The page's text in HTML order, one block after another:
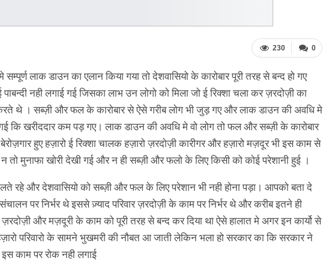
0
230
लाक डाउन का एलान किया गया तो देशवासियो के कारोबार पूरी तरह से बन्द हो गए
नही लगाई गई जिसका लाभ उन लोगो को मिला जो ई रिक्शा चला कर ज़रदोज़ी का
थे । सब्ज़ी और फल के कारोबार से ऐसे गरीब लोग भी जुड़ गए और लाक डाउन की अवधि मे
कि खरीददार कम पड़ गए। लाक डाउन की अवधि मे वो लोग तो फल और सब्ज़ी के कारोबार
हुए हज़ारो ई रिक्शा चालक हज़ारो ज़रदोज़ी कारीगर और हज़ारो मज़दूर भी इस काम से
मुनाफा खोरी देखी गई और न ही सब्ज़ी और फलो के लिए किसी को कोई परेशानी हुई ।
रहे और देशवासियो को सब्ज़ी और फल के लिए परेशान भी नही होना पड़ा। आपको बता दे
पर निर्भर थे इससे ज़्याद परिवार ज़रदोज़ी के काम पर निर्भर थे और करीब इतने ही
और मज़दूरी के काम को पूरी तरह से बन्द कर दिया था ऐसे हालात मे अगर इन कार्यो से
परिवारो के सामने भुखमरी की नौबत आ जाती लेकिन भला हो सरकार का कि सरकार ने
काम पर रोक नही लगाई